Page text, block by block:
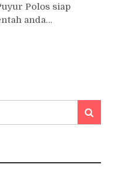
Polos siap
anda…
Search